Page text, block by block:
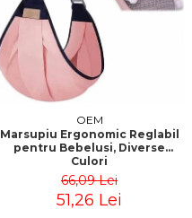
OEM
Marsupiu Ergonomic Reglabil
pentru Bebelusi, Diverse
Culori
66,09 Lei
51,26 Lei